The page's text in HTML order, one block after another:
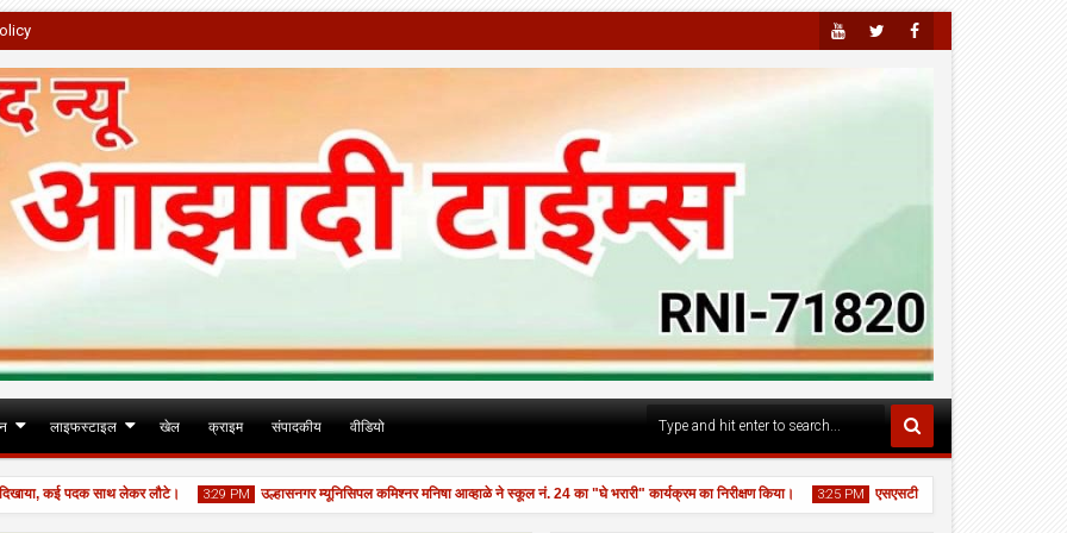
Youtu
लाइफस्टाइल खेल क्राइम संपादकीय वीडियो
कई पदक साथ लेकर लौटे। 3:29 PM उल्हासनगर म्यूनिसिपल कमिश्नर मनिषा आव्हाळे ने स्कूल नं. 24 का "घे भरारी" कार्यक्रम का निरीक्षण किया। 3:25 PM
एसएसटी महाविद्यालय, उल्हासनगर ने